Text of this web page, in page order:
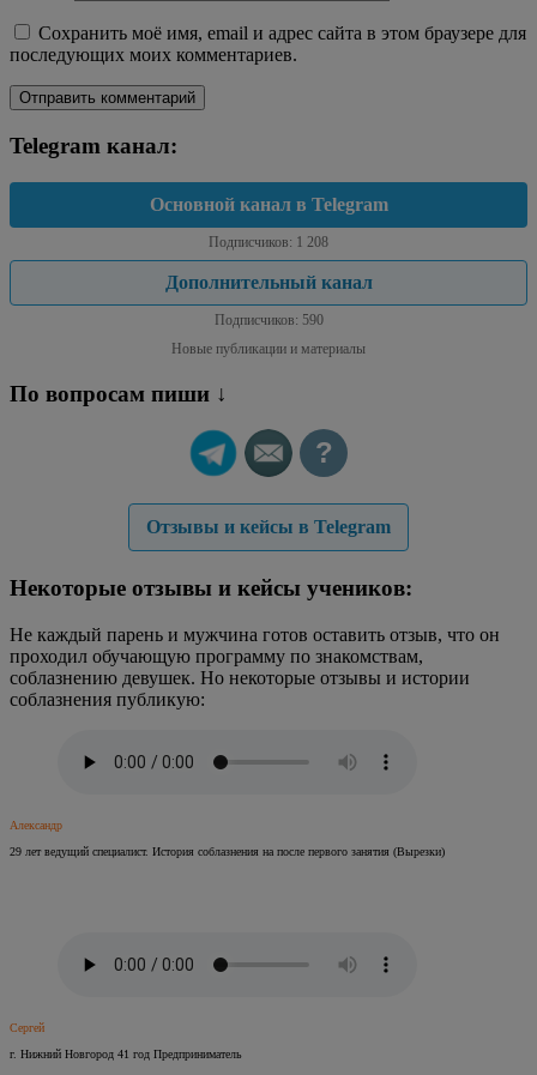
Сохранить моё имя, email и адрес сайта в этом браузере для
последующих моих комментариев.
Telegram канал:
Основной канал в Telegram
Подписчиков: 1 208
Дополнительный канал
Подписчиков: 590
Новые публикации и материалы
По вопросам пиши ↓
?
Отзывы и кейсы в Telegram
Некоторые отзывы и кейсы учеников:
Не каждый парень и мужчина готов оставить отзыв, что он
проходил обучающую программу по знакомствам,
соблазнению девушек. Но некоторые отзывы и истории
соблазнения публикую:
Александр
29 лет ведущий специалист. История соблазнения на после первого занятия (Вырезки)
Сергей
г. Нижний Новгород 41 год Предприниматель